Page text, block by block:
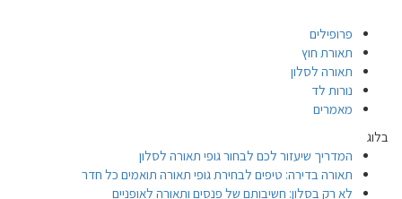
פרופילים
תאורת חוץ
תאורה לסלון
נורות לד
מאמרים
בלוג
המדריך שיעזור לכם לבחור גופי תאורה לסלון
תאורה בדירה: טיפים לבחירת גופי תאורה תואמים כל חדר
לא רק בסלון: חשיבותם של פנסים ותאורה לאופניים